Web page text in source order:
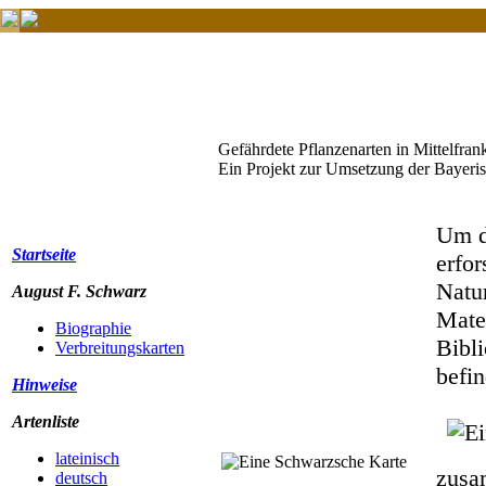
Startseite
August F. Schwarz
Biographie
Verbreitungskarten
Hinweise
Artenliste
lateinisch
deutsch
Gefährdete Pflanzenarten in
Ein Projekt zur Umsetzung der
Um